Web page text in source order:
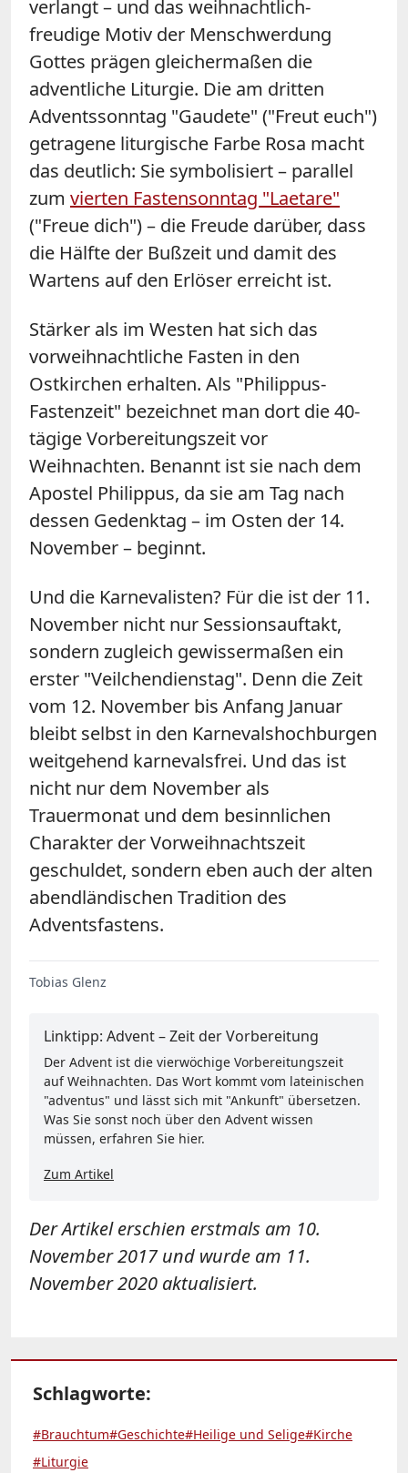
verlangt – und das weihnachtlich-
freudige Motiv der Menschwerdung
Gottes prägen gleichermaßen die
adventliche Liturgie. Die am dritten
Adventssonntag "Gaudete" ("Freut euch")
getragene liturgische Farbe Rosa macht
das deutlich: Sie symbolisiert – parallel
zum vierten Fastensonntag "Laetare"
("Freue dich") – die Freude darüber, dass
die Hälfte der Bußzeit und damit des
Wartens auf den Erlöser erreicht ist.
Stärker als im Westen hat sich das
vorweihnachtliche Fasten in den
Ostkirchen erhalten. Als "Philippus-
Fastenzeit" bezeichnet man dort die 40-
tägige Vorbereitungszeit vor
Weihnachten. Benannt ist sie nach dem
Apostel Philippus, da sie am Tag nach
dessen Gedenktag – im Osten der 14.
November – beginnt.
Und die Karnevalisten? Für die ist der 11.
November nicht nur Sessionsauftakt,
sondern zugleich gewissermaßen ein
erster "Veilchendienstag". Denn die Zeit
vom 12. November bis Anfang Januar
bleibt selbst in den Karnevalshochburgen
weitgehend karnevalsfrei. Und das ist
nicht nur dem November als
Trauermonat und dem besinnlichen
Charakter der Vorweihnachtszeit
geschuldet, sondern eben auch der alten
abendländischen Tradition des
Adventsfastens.
Tobias Glenz
Linktipp: Advent – Zeit der Vorbereitung
Der Advent ist die vierwöchige Vorbereitungszeit
auf Weihnachten. Das Wort kommt vom lateinischen
"adventus" und lässt sich mit "Ankunft" übersetzen.
Was Sie sonst noch über den Advent wissen
müssen, erfahren Sie hier.
Zum Artikel
Der Artikel erschien erstmals am 10.
November 2017 und wurde am 11.
November 2020 aktualisiert.
Schlagworte:
#Brauchtum#Geschichte#Heilige und Selige#Kirche
#Liturgie